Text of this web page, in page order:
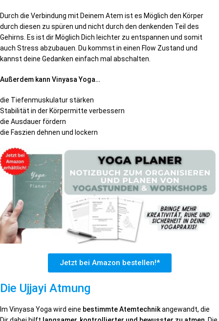
Durch die Verbindung mit Deinem Atem ist es Möglich den Körper
durch diesen zu spüren und nicht durch den denkenden Teil des
Gehirns. Es ist dir Möglich Dich leichter zu entspannen und somit
auch Stress abzubauen. Du kommst in einen Flow Zustand und
kannst deine Gedanken einfach mal abschalten.
Außerdem kann Vinyasa Yoga…
die Tiefenmuskulatur stärken
Stabilität in der Körpermitte verbessern
die Ausdauer fördern
die Faszien dehnen und lockern
Jetzt bei Amazon bestellen!*
Die Ujjayi Atmung
Im Vinyasa Yoga wird eine bestimmte Atemtechnikangewandt, die